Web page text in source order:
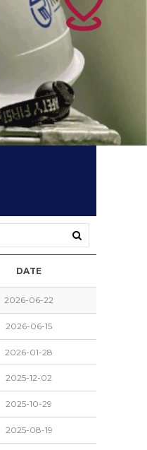
DATE
2026-06-22
2026-06-15
2026-01-28
2025-12-02
2025-10-29
2025-08-19